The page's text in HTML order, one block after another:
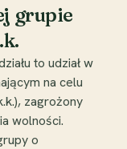
grupie
to udział w
na celu
zagrożony
wolności.
o